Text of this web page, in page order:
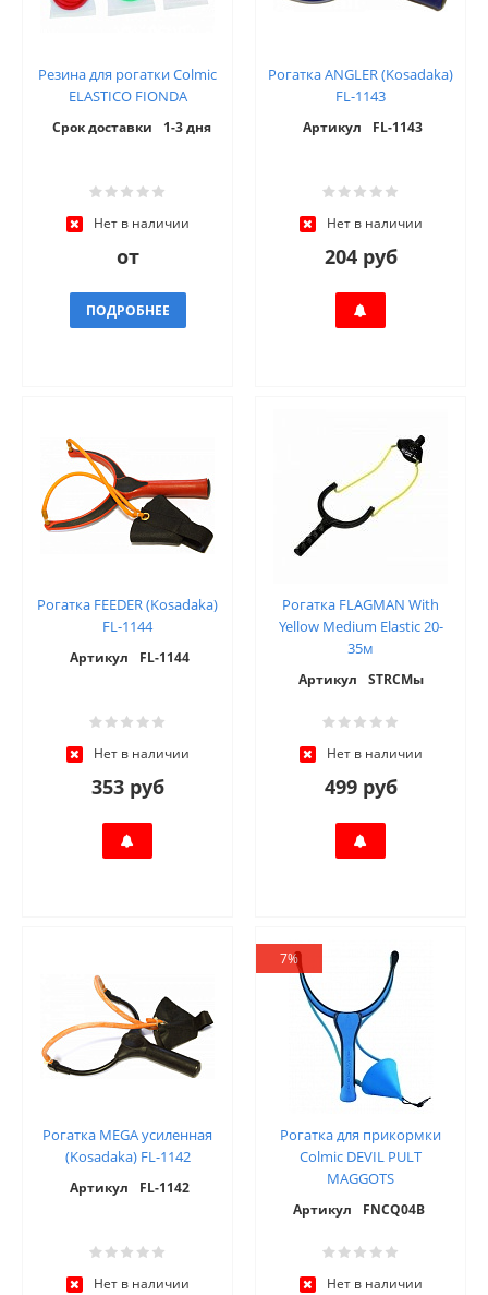
Резина для рогатки Colmic
ELASTICO FIONDA
Срок доставки 1-3 дня
Нет в наличии
от
ПОДРОБНЕЕ
Рогатка ANGLER (Kosadaka)
FL-1143
Артикул FL-1143
Нет в наличии
204 руб
Рогатка FEEDER (Kosadaka)
FL-1144
Артикул FL-1144
Нет в наличии
353 руб
Рогатка FLAGMAN With
Yellow Medium Elastic 20-
35м
Артикул STRCMы
Нет в наличии
499 руб
Рогатка MEGA усиленная
(Kosadaka) FL-1142
Артикул FL-1142
Нет в наличии
7%
Рогатка для прикормки
Colmic DEVIL PULT
MAGGOTS
Артикул FNCQ04B
Нет в наличии